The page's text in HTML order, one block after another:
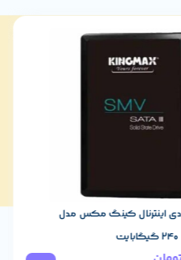
اینترنال کینگ مکس مدل